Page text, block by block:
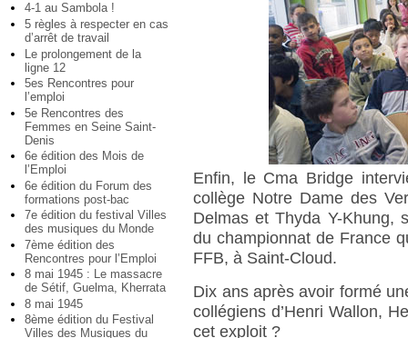
4-1 au Sambola !
5 règles à respecter en cas
d’arrêt de travail
Le prolongement de la
ligne 12
5es Rencontres pour
l’emploi
5e Rencontres des
Femmes en Seine Saint-
Denis
6e édition des Mois de
l’Emploi
6e édition du Forum des
formations post-bac
7e édition du festival Villes
des musiques du Monde
7ème édition des
Rencontres pour l’Emploi
8 mai 1945 : Le massacre
de Sétif, Guelma, Kherrata
8 mai 1945
8ème édition du Festival
Villes des Musiques du
Enfin, le Cma Bridge
collège Notre Dame des
Delmas et Thyda Y-Khung,
du championnat de France
FFB, à Saint-Cloud.
Dix ans après avoir formé
collégiens d’Henri Wallon,
cet exploit ?